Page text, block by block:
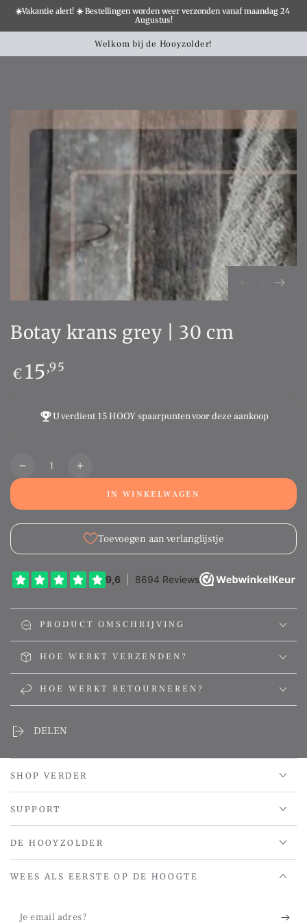
☀️Vakantie alert! ☀️ Bestellingen worden weer verzonden vanaf maandag 24
Augustus!
MISSING:Welkom bij de Hooyzolder!
Botay krans grey | 30 cm
Normale
prijs
€ 15,95
U verdient 15 HOOY spaarpuntenvoor deze aankoop
Aantal
Translation
nl.products.product.quantity.decrease
Translation
nl.products.product.quantity.increase
IN WINKELWAGEN
Toevoegen aan verlanglijstje
PRODUCT OMSCHRIJVING
HOE WERKT VERZENDEN?
HOE WERKT RETOURNEREN?
DELEN
SHOP VERDER
SUPPORT
DE HOOYZOLDER
WEES ALS EERSTE OP DE HOOGTE